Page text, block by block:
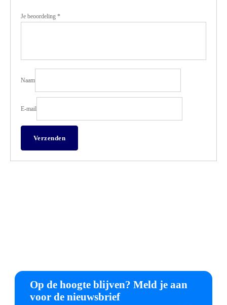
Je beoordeling *
Naam
E-mail
Op de hoogte blijven? Meld je aan
voor de nieuwsbrief